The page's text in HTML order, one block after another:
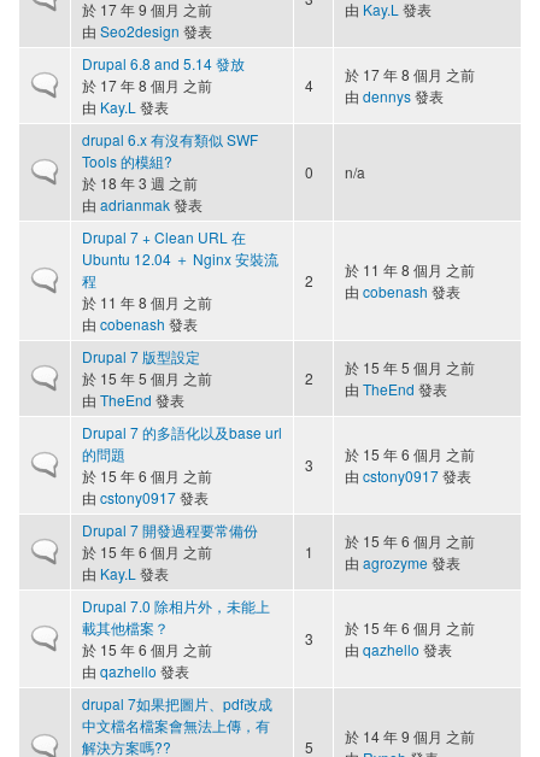
於 17 年 9 個月 之前
由 Seo2design 發表
由 Kay.L 發表
一般主題
Drupal 6.8 and 5.14 發放
於 17 年 8 個月 之前
由 Kay.L 發表
4
於 17 年 8 個月 之前
由 dennys發表
一般主題
drupal 6.x 有沒有類似 SWF
Tools 的模組?
於 18 年 3 週 之前
由 adrianmak發表
0 n/a
一般主題
Drupal 7 + Clean URL 在
Ubuntu 12.04 ＋ Nginx 安裝流
程
於 11 年 8 個月 之前
由 cobenash 發表
2
於 11 年 8 個月 之前
由 cobenash 發表
一般主題
Drupal 7 版型設定
於 15 年 5 個月 之前
由 TheEnd 發表
2
於 15 年 5 個月 之前
由 TheEnd 發表
一般主題
Drupal 7 的多語化以及base url
的問題
於 15 年 6 個月 之前
由 cstony0917發表
3
於 15 年 6 個月 之前
由 cstony0917發表
一般主題
Drupal 7 開發過程要常備份
於 15 年 6 個月 之前
由 Kay.L 發表
1
於 15 年 6 個月 之前
由 agrozyme 發表
一般主題
Drupal 7.0 除相片外，未能上
載其他檔案？
於 15 年 6 個月 之前
由 qazhello 發表
3
於 15 年 6 個月 之前
由 qazhello 發表
一般主題
drupal 7如果把圖片、pdf改成
中文檔名檔案會無法上傳，有
解決方案嗎??
5
於 14 年 9 個月 之前